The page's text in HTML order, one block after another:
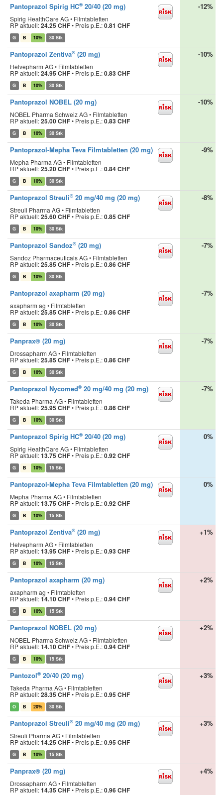
Pantoprazol Spirig HC® 20/40 (20 mg)
Spirig HealthCare AG • Filmtabletten
RP aktuell:24.25 CHF• Preis p.E.:0.81 CHF
G B 10% 30 Stk
-12%
Pantoprazol Zentiva® (20 mg)
Helvepharm AG • Filmtabletten
RP aktuell:24.95 CHF• Preis p.E.:0.83 CHF
G B 10% 30 Stk
-10%
Pantoprazol NOBEL (20 mg)
NOBEL Pharma Schweiz AG • Filmtabletten
RP aktuell:25.00 CHF• Preis p.E.:0.83 CHF
G B 10% 30 Stk
-10%
Pantoprazol-Mepha Teva Filmtabletten (20 mg)
Mepha Pharma AG • Filmtabletten
RP aktuell:25.20 CHF• Preis p.E.:0.84 CHF
G B 10% 30 Stk
-9%
Pantoprazol Streuli® 20 mg/40 mg (20 mg)
Streuli Pharma AG • Filmtabletten
RP aktuell:25.60 CHF• Preis p.E.:0.85 CHF
G B 10% 30 Stk
-8%
Pantoprazol Sandoz® (20 mg)
Sandoz Pharmaceuticals AG • Filmtabletten
RP aktuell:25.85 CHF• Preis p.E.:0.86 CHF
G B 10% 30 Stk
-7%
Pantoprazol axapharm (20 mg)
axapharm ag • Filmtabletten
RP aktuell:25.85 CHF• Preis p.E.:0.86 CHF
G B 10% 30 Stk
-7%
Panprax® (20 mg)
Drossapharm AG • Filmtabletten
RP aktuell:25.85 CHF• Preis p.E.:0.86 CHF
G B 10% 30 Stk
-7%
Pantoprazol Nycomed® 20 mg/40 mg (20 mg)
Takeda Pharma AG • Filmtabletten
RP aktuell:25.95 CHF• Preis p.E.:0.86 CHF
G B 10% 30 Stk
-7%
Pantoprazol Spirig HC® 20/40 (20 mg)
Spirig HealthCare AG • Filmtabletten
RP aktuell:13.75 CHF• Preis p.E.:0.92 CHF
G B 10% 15 Stk
0%
Pantoprazol-Mepha Teva Filmtabletten (20 mg)
Mepha Pharma AG • Filmtabletten
RP aktuell:13.75 CHF• Preis p.E.:0.92 CHF
G B 10% 15 Stk
0%
Pantoprazol Zentiva® (20 mg)
Helvepharm AG • Filmtabletten
RP aktuell:13.95 CHF• Preis p.E.:0.93 CHF
G B 10% 15 Stk
+1%
Pantoprazol axapharm (20 mg)
axapharm ag • Filmtabletten
RP aktuell:14.10 CHF• Preis p.E.:0.94 CHF
G B 10% 15 Stk
+2%
Pantoprazol NOBEL (20 mg)
NOBEL Pharma Schweiz AG • Filmtabletten
RP aktuell:14.10 CHF• Preis p.E.:0.94 CHF
G B 10% 15 Stk
+2%
Pantozol® 20/40 (20 mg)
Takeda Pharma AG • Filmtabletten
RP aktuell:28.35 CHF• Preis p.E.:0.95 CHF
O B 20% 30 Stk
+3%
Pantoprazol Streuli® 20 mg/40 mg (20 mg)
Streuli Pharma AG • Filmtabletten
RP aktuell:14.25 CHF• Preis p.E.:0.95 CHF
G B 10% 15 Stk
+3%
Panprax® (20 mg)
Drossapharm AG • Filmtabletten
RP aktuell:14.35 CHF• Preis p.E.:0.96 CHF
+4%